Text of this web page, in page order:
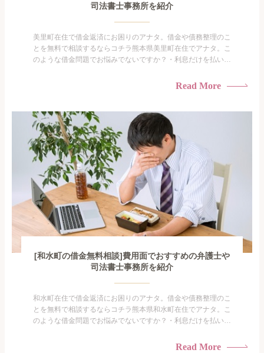
司法書士事務所を紹介
美里町在住で借金返済にお困りのアナタ。借金や債務整理のこ
とを無料で相談するならコチラ熊本県美里町在住でアナタ。こ
のような借金問題でお悩みでないですか？・利息だけを払い続
られたくない・借金の催促、取り立てで憂鬱になる。・闇金に
がありま...
Read More
[和水町の借金無料相談]費用面でおすすめの弁護士や
司法書士事務所を紹介
和水町在住で借金返済にお困りのアナタ。借金や債務整理のこ
とを無料で相談するならコチラ熊本県和水町在住でアナタ。こ
のような借金問題でお悩みでないですか？・利息だけを払い続
られたくない・借金の催促、取り立てで憂鬱になる。・闇金に
Read More